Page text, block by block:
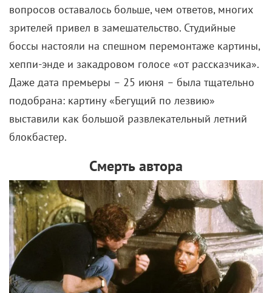
вопросов оставалось больше, чем ответов, многих
зрителей привел в замешательство. Студийные
боссы настояли на спешном перемонтаже картины,
хеппи-энде и закадровом голосе «от рассказчика».
Даже дата премьеры – 25 июня – была тщательно
подобрана: картину «Бегущий по лезвию»
выставили как большой развлекательный летний
блокбастер.
Смерть автора